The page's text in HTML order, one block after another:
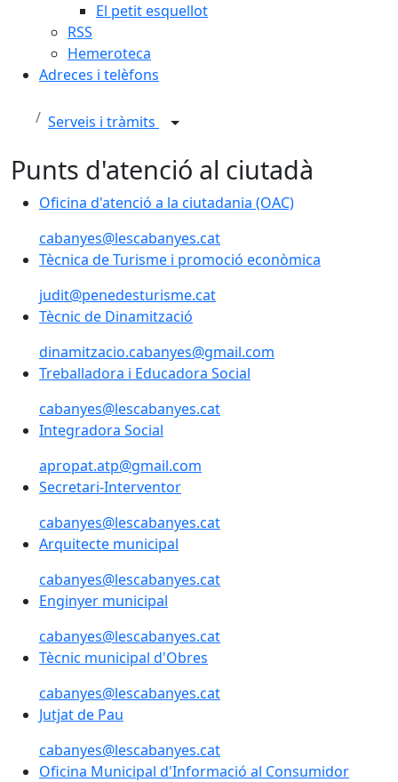
El petit esquellot
RSS
Hemeroteca
Adreces i telèfons
Serveis i tràmits
Punts d'atenció al ciutadà
Oficina d'atenció a la ciutadania (OAC)
cabanyes@lescabanyes.cat
Tècnica de Turisme i promoció econòmica
judit@penedesturisme.cat
Tècnic de Dinamització
dinamitzacio.cabanyes@gmail.com
Treballadora i Educadora Social
cabanyes@lescabanyes.cat
Integradora Social
apropat.atp@gmail.com
Secretari-Interventor
cabanyes@lescabanyes.cat
Arquitecte municipal
cabanyes@lescabanyes.cat
Enginyer municipal
cabanyes@lescabanyes.cat
Tècnic municipal d'Obres
cabanyes@lescabanyes.cat
Jutjat de Pau
cabanyes@lescabanyes.cat
Oficina Municipal d'Informació al Consumidor